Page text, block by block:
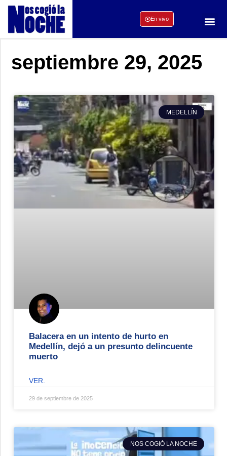
En vivo
septiembre 29, 2025
MEDELLÍN
Balacera en un intento de hurto en
Medellín, dejó a un presunto delincuente
muerto
VER.
29 de septiembre de 2025
NOS COGIÓ LA NOCHE